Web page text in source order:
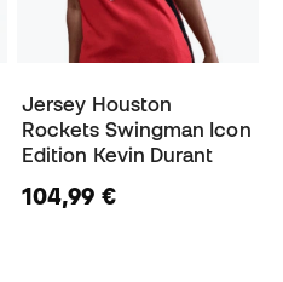
Jersey Houston
Rockets Swingman Icon
Edition Kevin Durant
104,99 €